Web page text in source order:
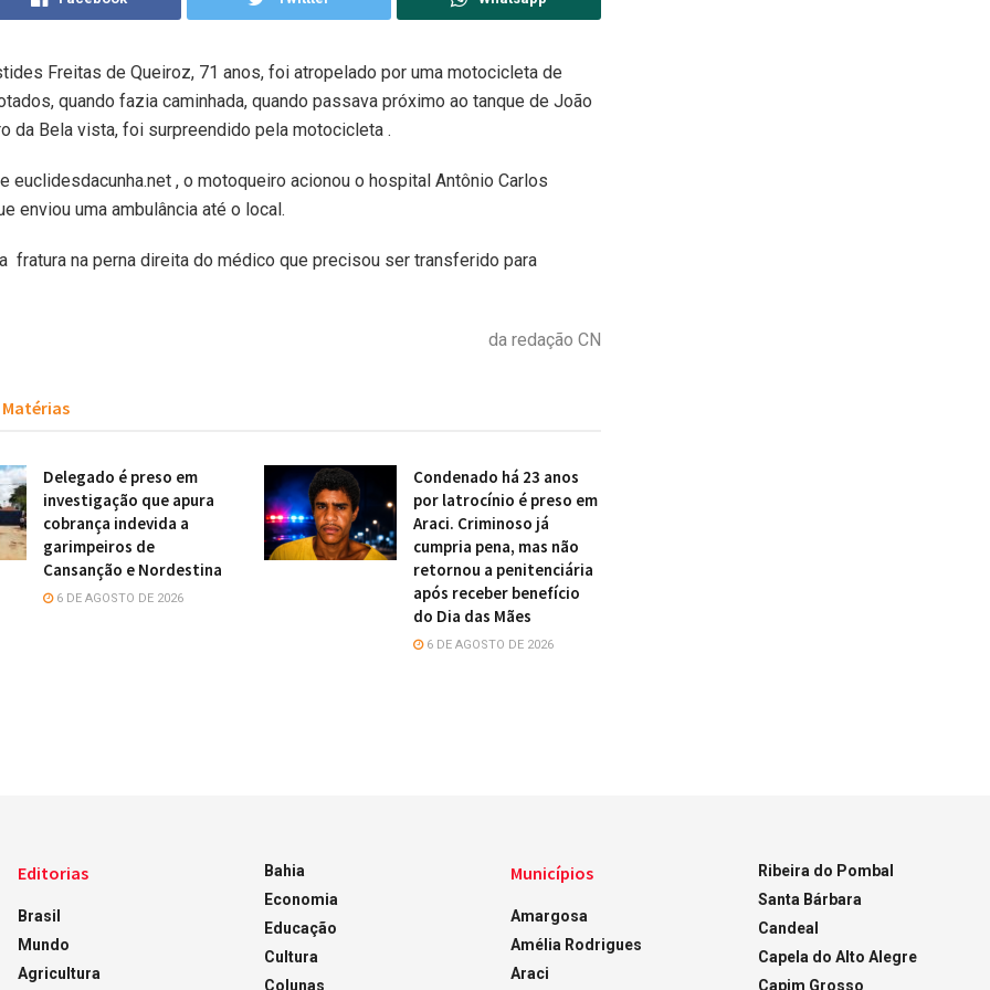
Freitas de Queiroz, 71 anos, foi atropelado por uma motocicleta de
quando fazia caminhada, quando passava próximo ao tanque de João
da Bela vista, foi surpreendido pela motocicleta .
euclidesdacunha.net , o motoqueiro acionou o hospital Antônio Carlos
enviou uma ambulância até o local.
fratura na perna direita do médico que precisou ser transferido para
da redação CN
Matérias
Delegado é preso em
investigação que apura
cobrança indevida a
garimpeiros de
Cansanção e Nordestina
6 DE AGOSTO DE 2026
Condenado há 23 anos
por latrocínio é preso em
Araci. Criminoso já
cumpria pena, mas não
retornou a penitenciária
após receber benefício
do Dia das Mães
6 DE AGOSTO DE 2026
Editorias
Brasil
Mundo
Agricultura
Bahia
Economia
Educação
Cultura
Colunas
Municípios
Amargosa
Amélia Rodrigues
Araci
Ribeira do Pombal
Santa Bárbara
Candeal
Capela do Alto Alegre
Capim Grosso